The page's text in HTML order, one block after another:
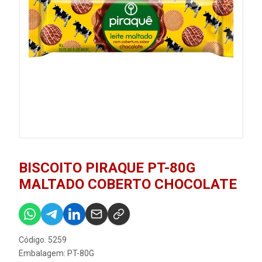
BISCOITO PIRAQUE PT-80G
MALTADO COBERTO CHOCOLATE
Código: 5259
Embalagem: PT-80G